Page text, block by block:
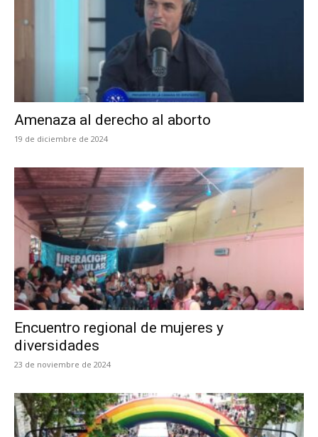
Amenaza al derecho al aborto
19 de diciembre de 2024
Encuentro regional de mujeres y
diversidades
23 de noviembre de 2024